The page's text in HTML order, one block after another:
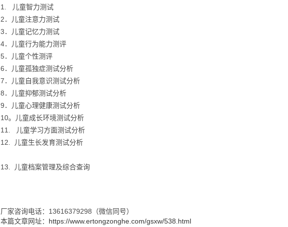
1. 儿童智力测试
2．儿童注意力测试
3．儿童记忆力测试
4．儿童行为能力测评
5．儿童个性测评
6．儿童孤独症测试分析
7．儿童自我意识测试分析
8．儿童抑郁测试分析
9．儿童心理健康测试分析
10。儿童成长环境测试分析
11. 儿童学习方面测试分析
12. 儿童生长发育测试分析
13. 儿童档案管理及综合查询
厂家咨询电话：13616379298（微信同号）
本篇文章网址： https://www.ertongzonghe.com/gsxw/538.html